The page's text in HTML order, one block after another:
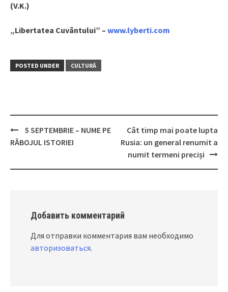
(V.K.)
„Libertatea Cuvântului” – www.lyberti.com
POSTED UNDER CULTURĂ
Post
5 SEPTEMBRIE – NUME PE
RĂBOJUL ISTORIEI
Cât timp mai poate lupta
Rusia: un general renumit a
numit termeni preciși
Добавить комментарий
Для отправки комментария вам необходимо
авторизоваться.